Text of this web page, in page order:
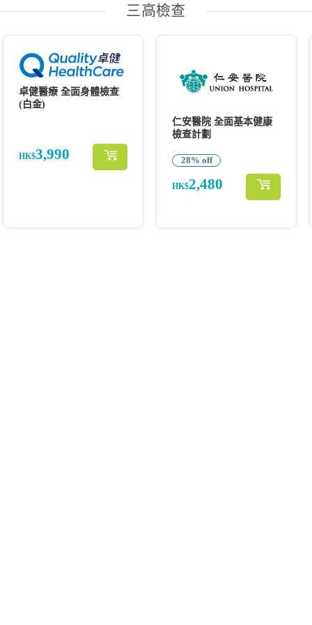
三高檢查
卓健醫療 全面身體檢查
(白金)
HK$3,990
仁安醫院 全面基本健康
檢查計劃
28% off
HK$2,480